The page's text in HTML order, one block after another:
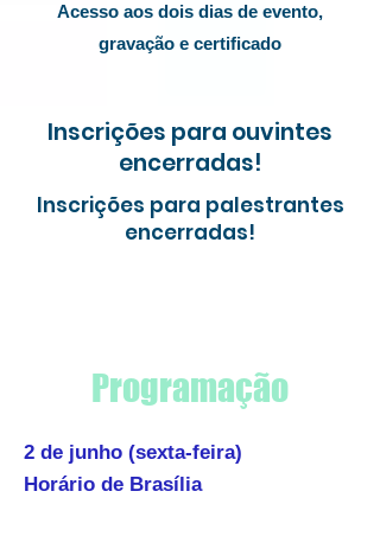
Acesso aos dois dias de evento,
gravação e certificado
Inscrições para ouvintes
encerradas!
Inscrições para palestrantes
encerradas!
Programação
2 de junho (sexta-feira)
Horário de Brasília